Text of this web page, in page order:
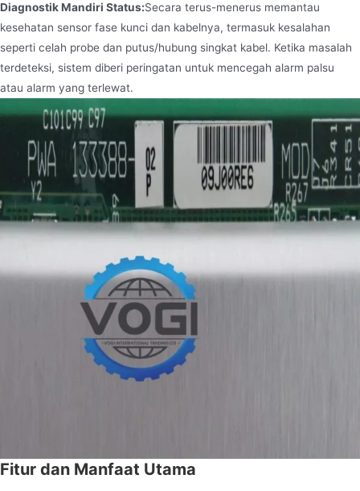
Diagnostik Mandiri Status:Secara terus-menerus memantau
kesehatan sensor fase kunci dan kabelnya, termasuk kesalahan
seperti celah probe dan putus/hubung singkat kabel. Ketika masalah
terdeteksi, sistem diberi peringatan untuk mencegah alarm palsu
atau alarm yang terlewat.
Fitur dan Manfaat Utama